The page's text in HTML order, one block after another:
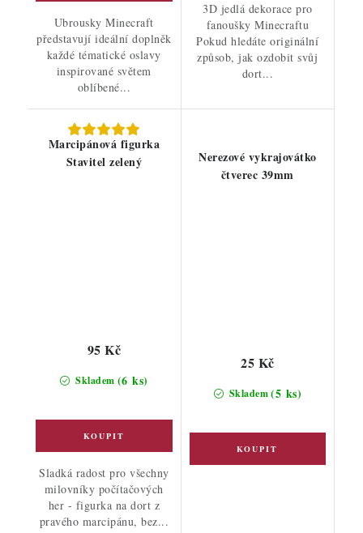
Ubrousky Minecraft
představují ideální doplněk
každé tématické oslavy
inspirované světem
oblíbené...
3D jedlá dekorace pro
fanoušky Minecraftu
Pokud hledáte originální
způsob, jak ozdobit svůj
dort...
Marcipánová figurka
Stavitel zelený
Skladem (6 ks)
95 Kč
Sladká radost pro všechny
milovníky počítačových
her - figurka na dort z
pravého marcipánu, bez...
Nerezové vykrajovátko
čtverec 39mm
Skladem(5 ks)
25 Kč